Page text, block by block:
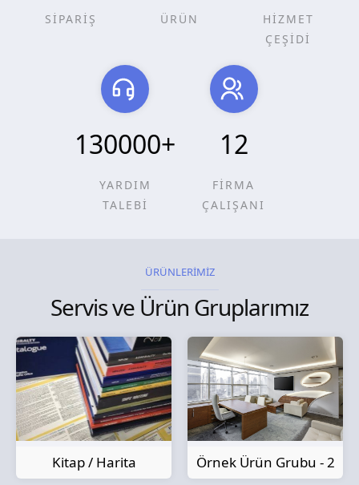
SİPARİŞ ÜRÜN
HİZMET
ÇEŞİDİ
130000+
YARDIM
TALEBİ
12
FİRMA
ÇALIŞANI
ÜRÜNLERİMİZ
Servis ve Ürün Gruplarımız
Kitap / Harita Örnek Ürün Grubu - 2